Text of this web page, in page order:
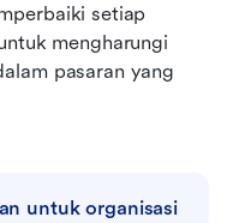
setiap
mengharungi
pasaran yang
untuk organisasi